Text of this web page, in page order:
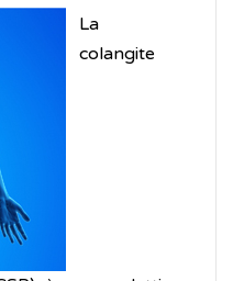
La
colangite